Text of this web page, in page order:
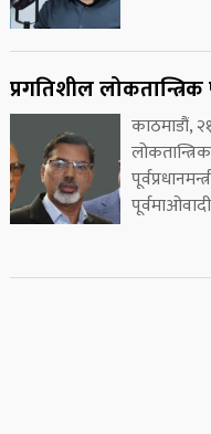
प्रगतिशील लोकतान्त्रिक
काठमाडौं,
पूर्वमाओवादी